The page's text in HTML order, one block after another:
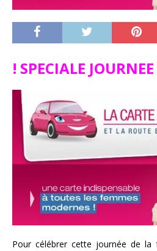
! SPECIALE
Pour célébrer cette journée de la